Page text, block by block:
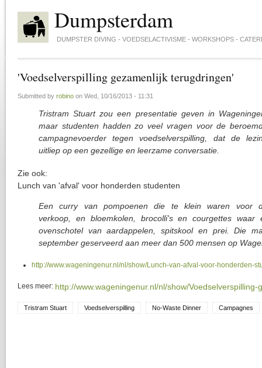
Dumpsterdam
DUMPSTER DIVING - VOEDSELACTIVISME - WORKSHOPS -
'Voedselverspilling gezamenlijk terugdringen'
Submitted by robino on Wed, 10/16/2013 - 11:31
Tristram Stuart zou een presentatie geven in
maar studenten hadden zo veel vragen voor de
campagnevoerder tegen voedselverspilling, dat de
uitliep op een gezellige en leerzame conversatie.
Zie ook:
Lunch van 'afval' voor honderden studenten
Een curry van pompoenen die te klein waren voor
verkoop, en bloemkolen, brocolli's en courgettes
ovenschotel van aardappelen, spitskool en prei. Die
september geserveerd aan meer dan 500 mensen op
http://www.wageningenur.nl/nl/show/Lunch-van-afval-voor-honderden-
Lees meer: http://www.wageningenur.nl/nl/show/
Tristram Stuart Voedselverspilling No-Waste Dinner Campagnes